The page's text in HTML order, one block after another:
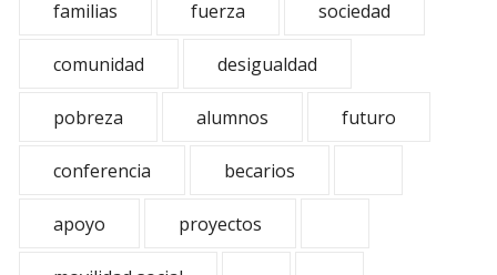
familias fuerza sociedad
comunidad desigualdad
pobreza alumnos futuro
conferencia becarios
apoyo proyectos